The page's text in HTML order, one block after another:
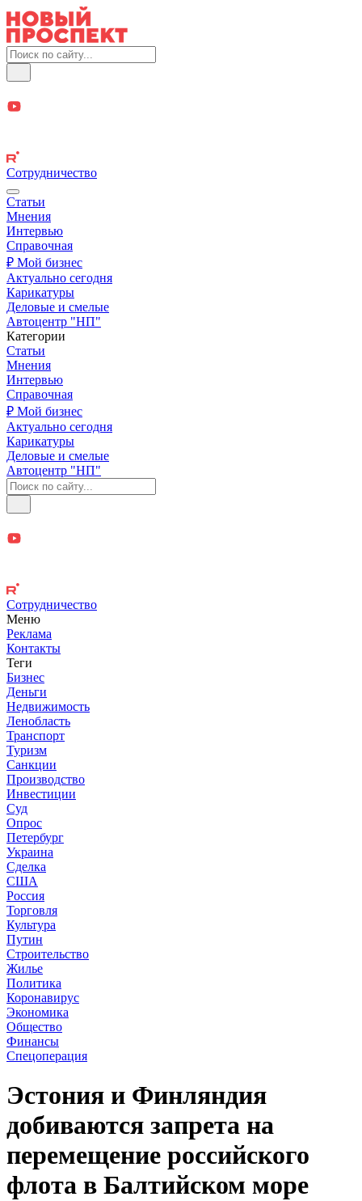
Сотрудничество
Статьи
Мнения
Интервью
Справочная
₽ Мой бизнес
Актуально сегодня
Карикатуры
Деловые и смелые
Автоцентр "НП"
Категории
Статьи
Мнения
Интервью
Справочная
₽ Мой бизнес
Актуально сегодня
Карикатуры
Деловые и смелые
Автоцентр "НП"
Сотрудничество
Меню
Реклама
Контакты
Теги
Бизнес
Деньги
Недвижимость
Ленобласть
Транспорт
Туризм
Санкции
Производство
Инвестиции
Суд
Опрос
Петербург
Украина
Сделка
США
Россия
Торговля
Культура
Путин
Строительство
Жилье
Политика
Коронавирус
Экономика
Общество
Финансы
Спецоперация
Эстония и Финляндия
добиваются запрета на
перемещение российского
флота в Балтийском море